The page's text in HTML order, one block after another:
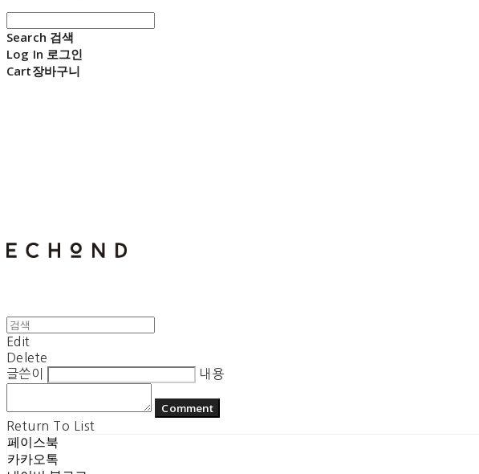
Search 검색
Log In 로그인
Cart장바구니
Edit
Delete
글쓴이
내용
Comment
Return To List
페이스북
카카오톡